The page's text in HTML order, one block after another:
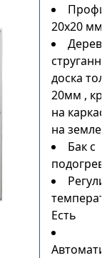
20х20 мм
доска
20мм ,
на
на земле)
Бак с
Есть